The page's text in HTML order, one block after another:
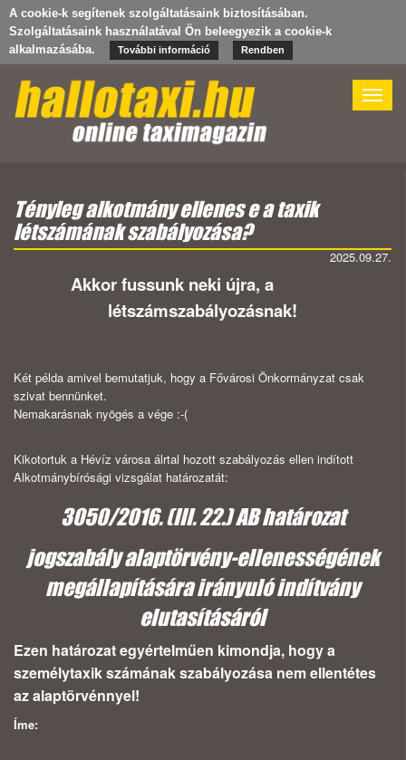
A cookie-k segítenek szolgáltatásaink biztosításában.
Szolgáltatásaink használatával Ön beleegyezik a cookie-k
alkalmazásába.
További információ Rendben
Toggle
Tényleg alkotmány ellenes e a taxik
létszámának szabályozása?
2025.09.27.
Akkor fussunk neki újra, a
létszámszabályozásnak!
Két példa amivel bemutatjuk, hogy a Fővárosi Önkormányzat csak
szivat bennünket.
Nemakarásnak nyögés a vége :-(
Kikotortuk a Hévíz városa álrtal hozott szabályozás ellen indított
Alkotmánybírósági vizsgálat határozatát:
3050/2016. (III. 22.) AB határozat
jogszabály alaptörvény-ellenességének
megállapítására irányuló indítvány
elutasításáról
Ezen határozat egyértelműen kimondja, hogy a
személytaxik számának szabályozása nem ellentétes
az alaptörvénnyel!
Íme: